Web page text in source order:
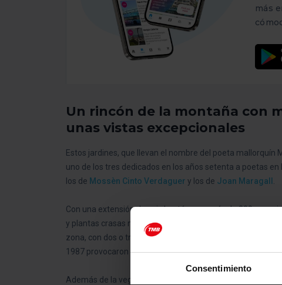
Consentimiento
más
Un rincón de la montaña con
unas vistas excepcionales
Estos jardines, que llevan el nombre del poeta mallorquín
uno de los tres dedicados en los años setenta a poetas
los de Mossèn Cinto Verdaguer y los de Joan Maragall
Con una extensión de seis hectáreas y más de 800
y plantas crasas más importantes de Europa. Esto es
zona, con dos o tres grados más que la temperatura
1987 provocaron la muerte de muchas plantas y muchas
Además de la vegetación, en los jardines encontrarás